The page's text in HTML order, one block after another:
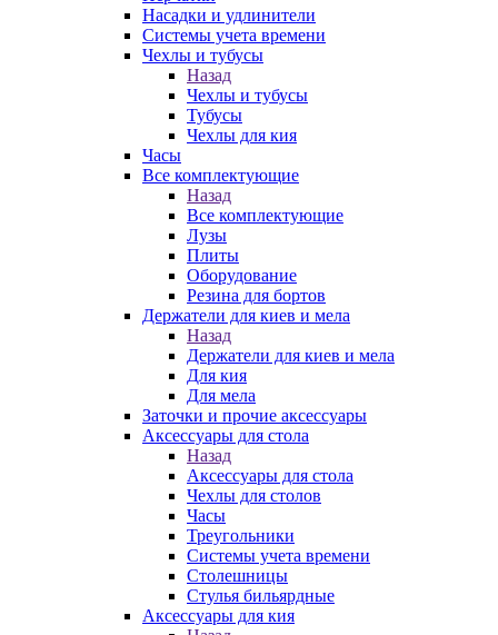
Насадки и удлинители
Системы учета времени
Чехлы и тубусы
Назад
Чехлы и тубусы
Тубусы
Чехлы для кия
Часы
Все комплектующие
Назад
Все комплектующие
Лузы
Плиты
Оборудование
Резина для бортов
Держатели для киев и мела
Назад
Держатели для киев и мела
Для кия
Для мела
Заточки и прочие аксессуары
Аксессуары для стола
Назад
Аксессуары для стола
Чехлы для столов
Часы
Треугольники
Системы учета времени
Столешницы
Стулья бильярдные
Аксессуары для кия